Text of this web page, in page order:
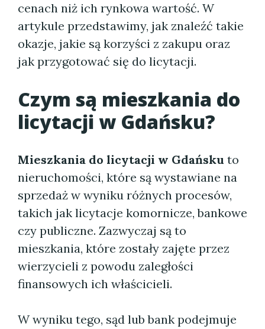
cenach niż ich rynkowa wartość. W
artykule przedstawimy, jak znaleźć takie
okazje, jakie są korzyści z zakupu oraz
jak przygotować się do licytacji.
Czym są mieszkania do
licytacji w Gdańsku?
Mieszkania do licytacji w Gdańsku to
nieruchomości, które są wystawiane na
sprzedaż w wyniku różnych procesów,
takich jak licytacje komornicze, bankowe
czy publiczne. Zazwyczaj są to
mieszkania, które zostały zajęte przez
wierzycieli z powodu zaległości
finansowych ich właścicieli.
W wyniku tego, sąd lub bank podejmuje